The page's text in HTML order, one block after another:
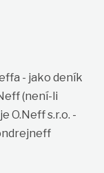
- jako deník
(není-li
O.Neff s.r.o. -